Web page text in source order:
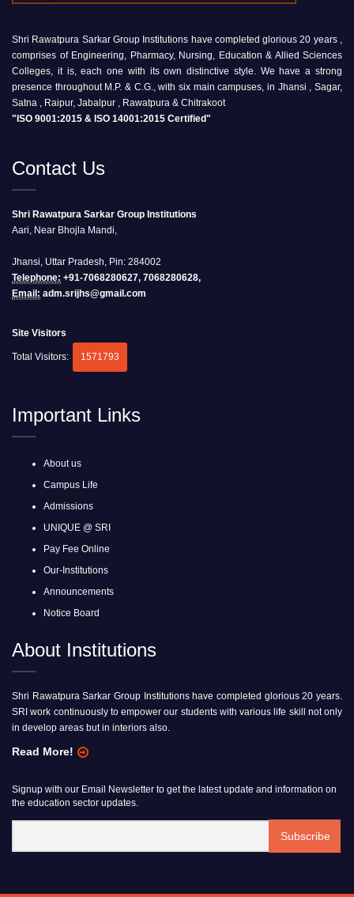
Shri Rawatpura Sarkar Group Institutions have completed glorious 20 years ,
comprises of Engineering, Pharmacy, Nursing, Education & Allied Sciences
Colleges, it is, each one with its own distinctive style. We have a strong
presence throughout M.P. & C.G., with six main campuses, in Jhansi , Sagar,
Satna , Raipur, Jabalpur , Rawatpura & Chitrakoot
"ISO 9001:2015 & ISO 14001:2015 Certified"
Contact Us
Shri Rawatpura Sarkar Group Institutions
Aari, Near Bhojla Mandi,
Jhansi, Uttar Pradesh, Pin: 284002
Telephone: +91-7068280627, 7068280628,
Email: adm.srijhs@gmail.com
Site Visitors
Total Visitors: 1571793
Important Links
About us
Campus Life
Admissions
UNIQUE @ SRI
Pay Fee Online
Our-Institutions
Announcements
Notice Board
About Institutions
Shri Rawatpura Sarkar Group Institutions have completed glorious 20 years.
SRI work continuously to empower our students with various life skill not only
in develop areas but in interiors also.
Read More!
Signup with our Email Newsletter to get the latest update and information on
the education sector updates.